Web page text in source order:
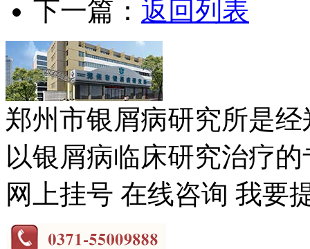
下一篇： 返回列表
郑州市银屑病研究所是
以银屑病临床研究治疗
网上挂号 在线咨询 我要